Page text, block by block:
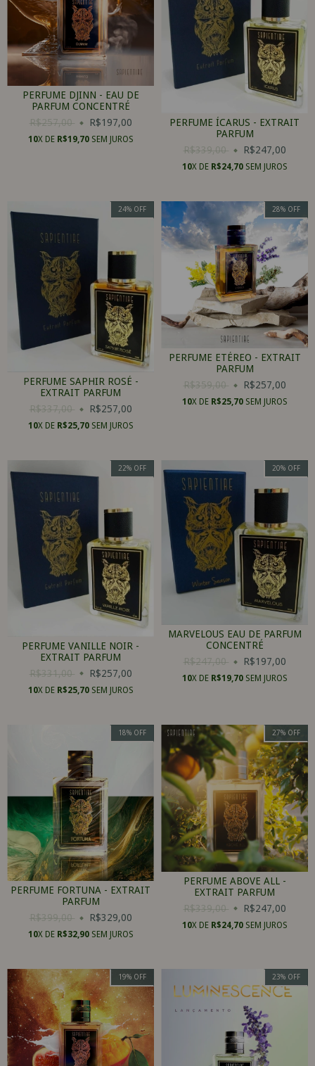
PERFUME DJINN - EAU DE
PARFUM CONCENTRÉ
R$257,00
R$197,00
10X DE R$19,70SEM JUROS
PERFUME ÍCARUS - EXTRAIT
PARFUM
R$339,00
R$247,00
10X DE R$24,70SEM JUROS
24% OFF
PERFUME SAPHIR ROSÉ -
EXTRAIT PARFUM
R$337,00
R$257,00
10X DE R$25,70SEM JUROS
28% OFF
PERFUME ETÉREO - EXTRAIT
PARFUM
R$359,00
R$257,00
10X DE R$25,70SEM JUROS
22% OFF
PERFUME VANILLE NOIR -
EXTRAIT PARFUM
R$331,00
R$257,00
10X DE R$25,70SEM JUROS
20% OFF
MARVELOUS EAU DE PARFUM
CONCENTRÉ
R$247,00
R$197,00
10X DE R$19,70SEM JUROS
18% OFF
PERFUME FORTUNA - EXTRAIT
PARFUM
R$399,00
R$329,00
10X DE R$32,90SEM JUROS
27% OFF
PERFUME ABOVE ALL -
EXTRAIT PARFUM
R$339,00
R$247,00
10X DE R$24,70SEM JUROS
19% OFF 23% OFF